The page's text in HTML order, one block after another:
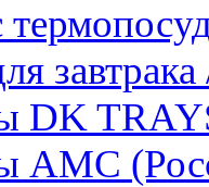
завтрака
DK
AMC